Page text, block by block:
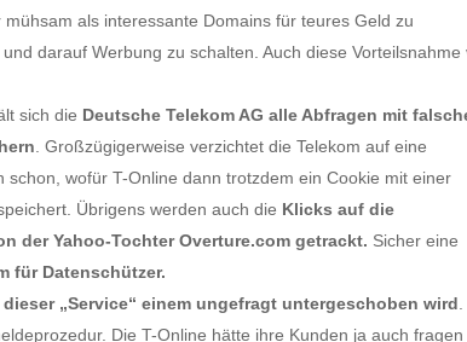
als interessante Domains für teures Geld zu
darauf Werbung zu schalten. Auch diese Vorteilsnahme
sich die Deutsche Telekom AG alle Abfragen mit
. Großzügigerweise verzichtet die Telekom auf eine
wofür T-Online dann trotzdem ein Cookie mit einer
Übrigens werden auch die Klicks auf die
der Yahoo-Tochter Overture.com getrackt. Sicher eine
für Datenschützer.
dieser „Service“ einem ungefragt untergeschoben wird
Die T-Online hätte ihre Kunden ja auch fragen